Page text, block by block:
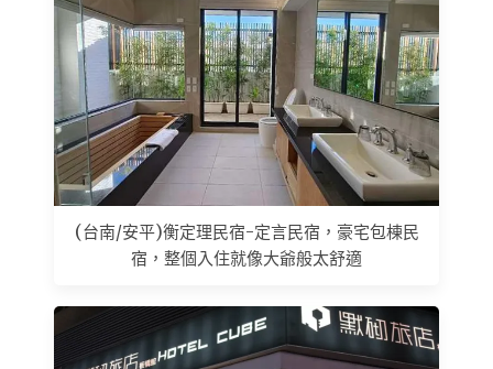
(台南/安平)衡定理民宿-定言民宿，豪宅包棟民
宿，整個入住就像大爺般太舒適